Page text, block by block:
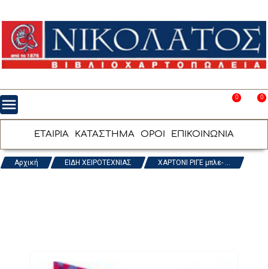
menu 0
favorite_border 0
shopping_cart
ΕΤΑΙΡΙΑ ΚΑΤΑΣΤΗΜΑ ΟΡΟΙ ΕΠΙΚΟΙΝΩΝΙΑ
Αρχική ΕΙΔΗ ΧΕΙΡΟΤΕΧΝΙΑΣ ΧΑΡΤΟΝΙ ΡΙΓΕ μπλε- ...